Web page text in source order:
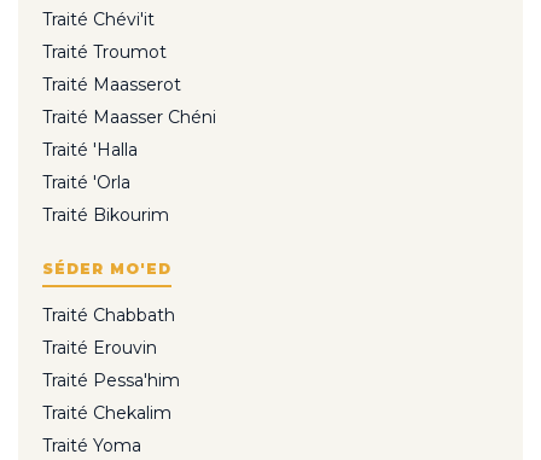
Traité Chévi'it
Traité Troumot
Traité Maasserot
Traité Maasser Chéni
Traité 'Halla
Traité 'Orla
Traité Bikourim
SÉDER MO'ED
Traité Chabbath
Traité Erouvin
Traité Pessa'him
Traité Chekalim
Traité Yoma